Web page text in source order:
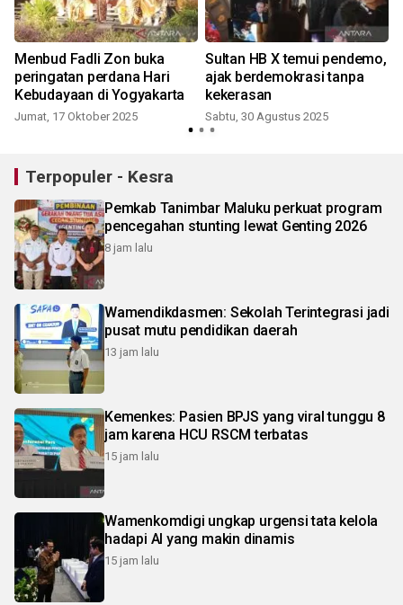
Menbud Fadli Zon buka
peringatan perdana Hari
Kebudayaan di Yogyakarta
Jumat, 17 Oktober 2025
Sultan HB X temui pendemo,
ajak berdemokrasi tanpa
kekerasan
Sabtu, 30 Agustus 2025
Terpopuler - Kesra
Pemkab Tanimbar Maluku perkuat program
pencegahan stunting lewat Genting 2026
8 jam lalu
Wamendikdasmen: Sekolah Terintegrasi jadi
pusat mutu pendidikan daerah
13 jam lalu
Kemenkes: Pasien BPJS yang viral tunggu 8
jam karena HCU RSCM terbatas
15 jam lalu
Wamenkomdigi ungkap urgensi tata kelola
hadapi AI yang makin dinamis
15 jam lalu